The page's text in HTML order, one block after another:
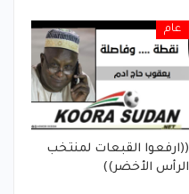
عام
((ارفعوا القبعات لمنتخب
الرأس الأخضر))